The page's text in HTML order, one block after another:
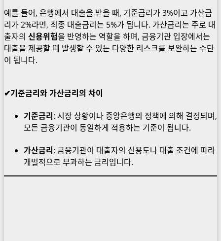
예를 들어, 은행에서 대출을 받을 때, 기준금리가 3%이고 가산금
리가 2%라면, 최종 대출금리는 5%가 됩니다. 가산금리는 주로 대
출자의 신용위험을 반영하는 역할을 하며, 금융기관 입장에서는
대출을 제공할 때 발생할 수 있는 다양한 리스크를 보완하는 수단
이 됩니다.
✔기준금리와 가산금리의 차이
기준금리: 시장 상황이나 중앙은행의 정책에 의해 결정되며,
모든 금융기관이 동일하게 적용하는 기준이 됩니다.
가산금리: 금융기관이 대출자의 신용도나 대출 조건에 따라
개별적으로 부과하는 금리입니다.